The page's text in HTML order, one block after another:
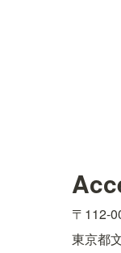
〒112-
東京都